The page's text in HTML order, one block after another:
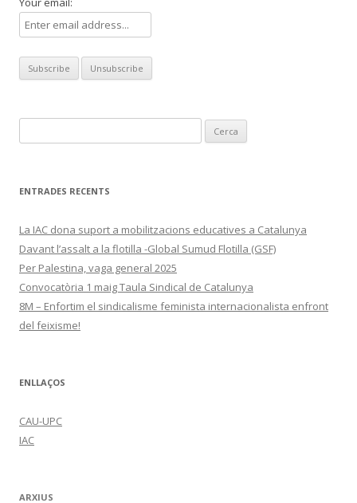
ENTRADES RECENTS
La IAC dona suport a mobilitzacions educatives a Catalunya
Davant l’assalt a la flotilla -Global Sumud Flotilla (GSF)
Per Palestina, vaga general 2025
Convocatòria 1 maig Taula Sindical de Catalunya
8M – Enfortim el sindicalisme feminista internacionalista enfront
del feixisme!
ENLLAÇOS
CAU-UPC
IAC
ARXIUS